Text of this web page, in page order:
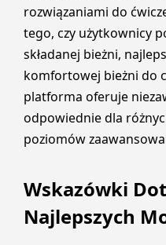
rozwiązaniami do
tego, czy użytkownicy
składanej bieżni,
komfortowej bieżni do
platforma oferuje
odpowiednie dla
poziomów
Wskazówki
Najlepszych